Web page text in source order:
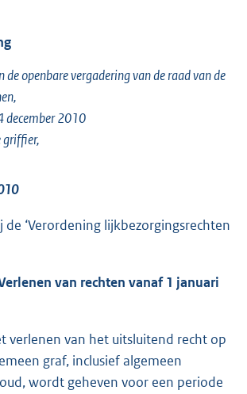
de openbare vergadering van de raad van de
december 2010
griffier,
‘Verordening lijkbezorgingsrechten
van rechten vanaf 1 januari
verlenen van het uitsluitend recht op
graf, inclusief algemeen
wordt geheven voor een periode